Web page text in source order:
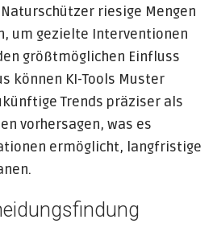
riesige Mengen
um gezielte Interventionen
größtmöglichen Einfluss
können KI-Tools Muster
Trends präziser als
vorhersagen, was es
ermöglicht, langfristige